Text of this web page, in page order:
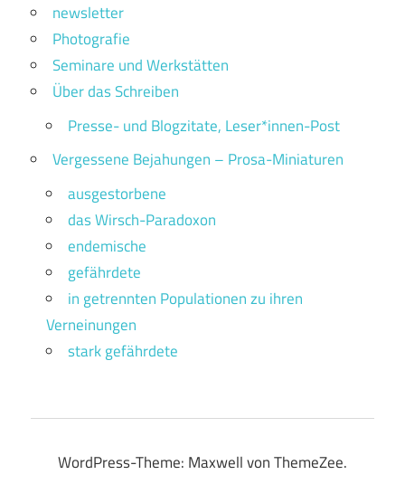
newsletter
Photografie
Seminare und Werkstätten
Über das Schreiben
Presse- und Blogzitate, Leser*innen-Post
Vergessene Bejahungen – Prosa-Miniaturen
ausgestorbene
das Wirsch-Paradoxon
endemische
gefährdete
in getrennten Populationen zu ihren
Verneinungen
stark gefährdete
WordPress-Theme: Maxwell von ThemeZee.